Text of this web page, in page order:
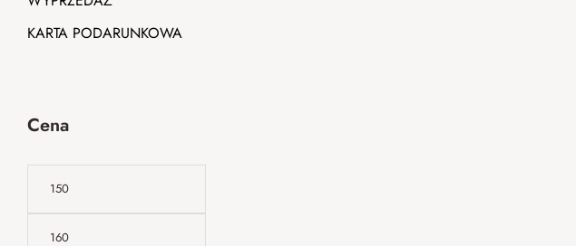
KARTA PODARUNKOWA
Cena